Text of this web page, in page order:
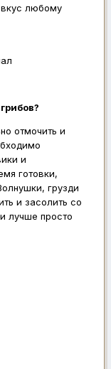
вкус любому
отмочить и
и
готовки,
грузди
и засолить со
лучше просто